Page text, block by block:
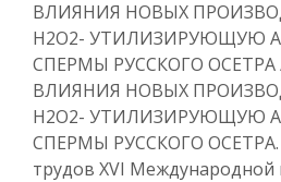
ВЛИЯНИЯ НОВЫХ
H2O2- УТИЛИЗИРУЮЩУЮ
СПЕРМЫ РУССКОГО
ВЛИЯНИЯ НОВЫХ
H2O2- УТИЛИЗИРУЮЩУЮ
СПЕРМЫ РУССКОГО ОСЕТРА.
трудов ХVI Международной